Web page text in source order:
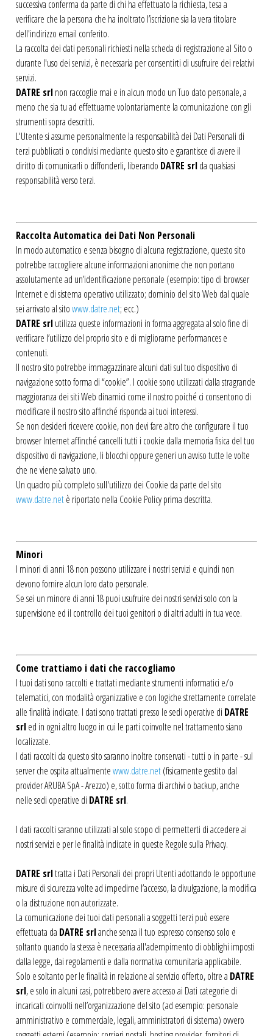
successiva conferma da parte di chi ha effettuato la richiesta, tesa a
verificare che la persona che ha inoltrato l’iscrizione sia la vera titolare
dell'indirizzo email conferito.
La raccolta dei dati personali richiesti nella scheda di registrazione al Sito o
durante l'uso dei servizi, è necessaria per consentirti di usufruire dei relativi
servizi.
DATRE srlnon raccoglie mai e in alcun modo un Tuo dato personale, a
meno che sia tu ad effettuarne volontariamente la comunicazione con gli
strumenti sopra descritti.
L'Utente si assume personalmente la responsabilità dei Dati Personali di
terzi pubblicati o condivisi mediante questo sito e garantisce di avere il
diritto di comunicarli o diffonderli, liberando DATRE srlda qualsiasi
responsabilità verso terzi.
Raccolta Automatica dei Dati Non Personali
In modo automatico e senza bisogno di alcuna registrazione, questo sito
potrebbe raccogliere alcune informazioni anonime che non portano
assolutamente ad un’identificazione personale (esempio: tipo di browser
Internet e di sistema operativo utilizzato; dominio del sito Web dal quale
sei arrivato al sitowww.datre.net; ecc.)
DATRE srlutilizza queste informazioni in forma aggregata al solo fine di
verificare l’utilizzo del proprio sito e di migliorarne performances e
contenuti.
Il nostro sito potrebbe immagazzinare alcuni dati sul tuo dispositivo di
navigazione sotto forma di “cookie”. I cookie sono utilizzati dalla stragrande
maggioranza dei siti Web dinamici come il nostro poiché ci consentono di
modificare il nostro sito affinché risponda ai tuoi interessi.
Se non desideri ricevere cookie, non devi fare altro che configurare il tuo
browser Internet affinché cancelli tutti i cookie dalla memoria fisica del tuo
dispositivo di navigazione, li blocchi oppure generi un avviso tutte le volte
che ne viene salvato uno.
Un quadro più completo sull'utilizzo dei Cookie da parte del sito
www.datre.netè riportato nella Cookie Policy prima descritta.
Minori
I minori di anni 18 non possono utilizzare i nostri servizi e quindi non
devono fornire alcun loro dato personale.
Se sei un minore di anni 18 puoi usufruire dei nostri servizi solo con la
supervisione ed il controllo dei tuoi genitori o di altri adulti in tua vece.
Come trattiamo i dati che raccogliamo
I tuoi dati sono raccolti e trattati mediante strumenti informatici e/o
telematici, con modalità organizzative e con logiche strettamente correlate
alle finalità indicate. I dati sono trattati presso le sedi operative di DATRE
srled in ogni altro luogo in cui le parti coinvolte nel trattamento siano
localizzate.
I dati raccolti da questo sito saranno inoltre conservati - tutti o in parte - sul
server che ospita attualmentewww.datre.net(fisicamente gestito dal
provider ARUBA SpA - Arezzo) e, sotto forma di archivi o backup, anche
nelle sedi operative di DATRE srl.
I dati raccolti saranno utilizzati al solo scopo di permetterti di accedere ai
nostri servizi e per le finalità indicate in queste Regole sulla Privacy.
DATRE srltratta i Dati Personali dei propri Utenti adottando le opportune
misure di sicurezza volte ad impedirne l’accesso, la divulgazione, la modifica
o la distruzione non autorizzate.
La comunicazione dei tuoi dati personali a soggetti terzi può essere
effettuata da DATRE srlanche senza il tuo espresso consenso solo e
soltanto quando la stessa è necessaria all'adempimento di obblighi imposti
dalla legge, dai regolamenti e dalla normativa comunitaria applicabile.
Solo e soltanto per le finalità in relazione al servizio offerto, oltre a DATRE
srl, e solo in alcuni casi, potrebbero avere accesso ai Dati categorie di
incaricati coinvolti nell’organizzazione del sito (ad esempio: personale
amministrativo e commerciale, legali, amministratori di sistema) ovvero